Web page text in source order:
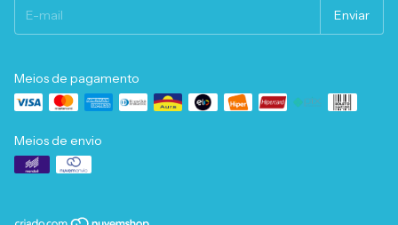
Meios de pagamento
Meios de envio